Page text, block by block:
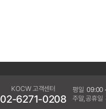
KOCW 고객센터
02-6271-0208
평일 09:00
주말,공휴일